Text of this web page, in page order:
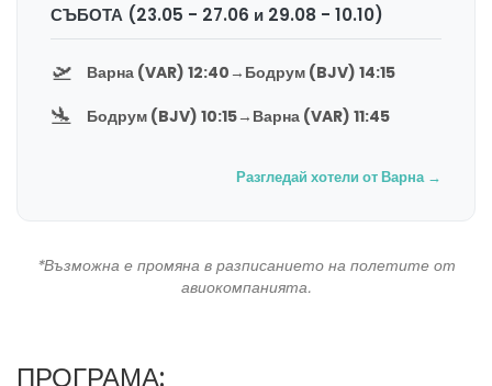
СЪБОТА (23.05 - 27.06 и 29.08 - 10.10)
🛫 Варна (VAR) 12:40→ Бодрум (BJV) 14:15
🛬 Бодрум (BJV) 10:15→ Варна (VAR) 11:45
Разгледай хотели от Варна →
*Възможна е промяна в разписанието на полетите от
авиокомпанията.
ПРОГРАМА: